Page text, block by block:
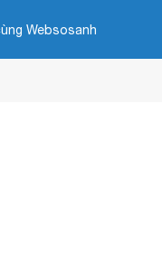
Websosanh